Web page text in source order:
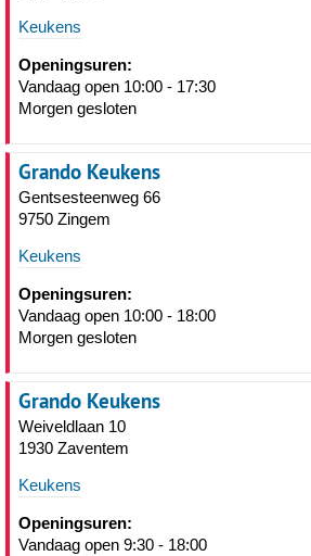
Keukens
Openingsuren:
Vandaag open 10:00 - 17:30
Morgen gesloten
Grando Keukens
Gentsesteenweg 66
9750 Zingem
Keukens
Openingsuren:
Vandaag open 10:00 - 18:00
Morgen gesloten
Grando Keukens
Weiveldlaan 10
1930 Zaventem
Keukens
Openingsuren:
Vandaag open 9:30 - 18:00